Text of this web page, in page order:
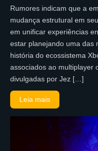
Rumores indicam que a
mudança estrutural em
em unificar experiências
estar planejando uma das
história do ecossistema
associados ao multiplayer
divulgadas por Jez […]
Leia mais